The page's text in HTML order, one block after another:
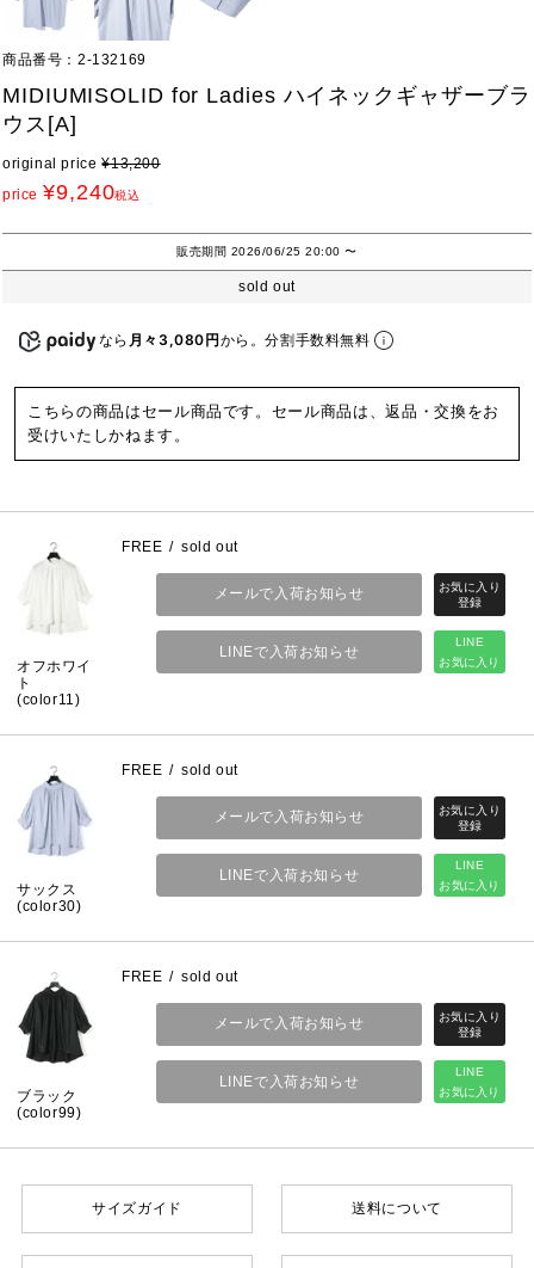
商品番号 2-132169
MIDIUMISOLID for Ladies ハイネックギャザーブラ
ウス[A]
original price ¥13,200
price ¥9,240税込
販売期間 2026/06/25 20:00〜
sold out
なら 月々3,080円から。分割手数料無料
こちらの商品はセール商品です。セール商品は、返品・交換をお
受けいたしかねます。
オフホワイ
ト
(color11)
FREE sold out
LINE
お気に入り
メールで入荷お知らせ
LINEで入荷お知らせ
サックス
(color30)
FREE sold out
LINE
お気に入り
メールで入荷お知らせ
LINEで入荷お知らせ
ブラック
(color99)
FREE sold out
LINE
お気に入り
メールで入荷お知らせ
LINEで入荷お知らせ
サイズガイド 送料について